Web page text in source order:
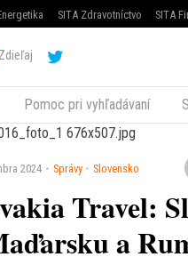
SITA Zdravotníctvo SITA
Zdieľaj
Pomoc pri vyhľadávaní
2024 Správy Slovensko
Travel:
a